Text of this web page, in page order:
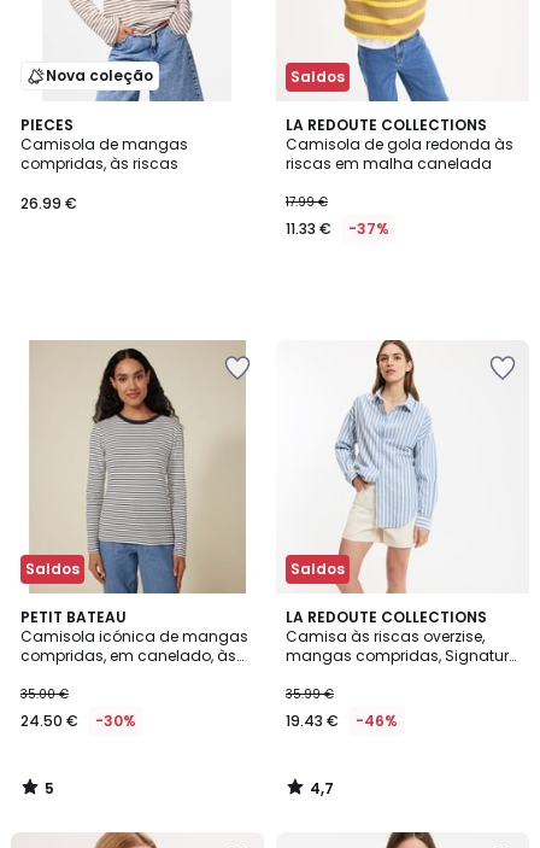
Nova coleção
PIECES
Camisola de mangas
compridas, às riscas
26.99 €
Saldos
LA REDOUTE COLLECTIONS
Camisola de gola redonda às
riscas em malha canelada
17.99 €
11.33 € -37%
Saldos
PETIT BATEAU
Camisola icónica de mangas
compridas, em canelado, às
35.00 €
24.50 € -30%
5
/
5
5
/
Saldos
LA REDOUTE COLLECTIONS
Camisa às riscas overzise,
mangas compridas, Signature
35.99 €
19.43 € -46%
4,7
/ 5
4,7
/